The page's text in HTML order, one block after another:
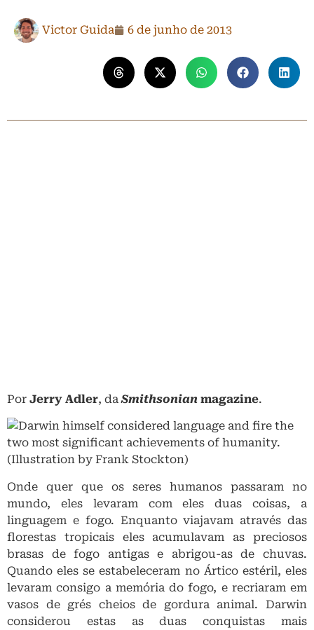
Victor Guida 6 de junho de 2013
Por Jerry Adler, da Smithsonian magazine.
Onde quer que os seres humanos passaram no
mundo, eles levaram com eles duas coisas, a
linguagem e fogo. Enquanto viajavam através das
florestas tropicais eles acumulavam as preciosos
brasas de fogo antigas e abrigou-as de chuvas.
Quando eles se estabeleceram no Ártico estéril, eles
levaram consigo a memória do fogo, e recriaram em
vasos de grés cheios de gordura animal. Darwin
considerou estas as duas conquistas mais